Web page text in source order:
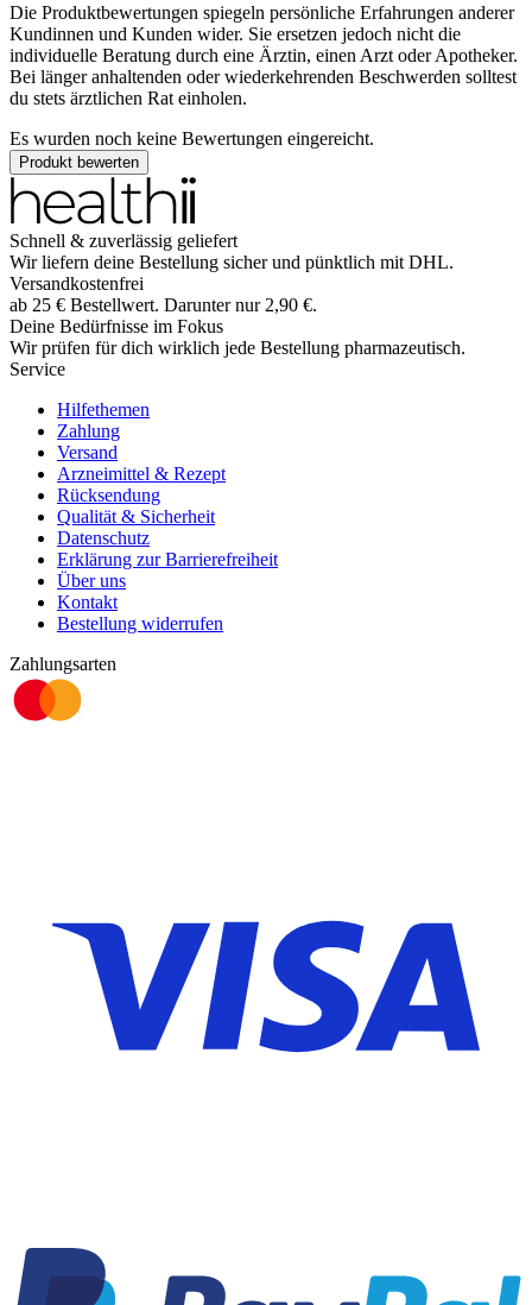
Die Produktbewertungen spiegeln persönliche Erfahrungen anderer
Kundinnen und Kunden wider. Sie ersetzen jedoch nicht die
individuelle Beratung durch eine Ärztin, einen Arzt oder Apotheker.
Bei länger anhaltenden oder wiederkehrenden Beschwerden solltest
du stets ärztlichen Rat einholen.
Es wurden noch keine Bewertungen eingereicht.
Produkt bewerten
Schnell & zuverlässig geliefert
Wir liefern deine Bestellung sicher und pünktlich mit DHL.
Versandkostenfrei
ab 25 € Bestellwert. Darunter nur 2,90 €.
Deine Bedürfnisse im Fokus
Wir prüfen für dich wirklich jede Bestellung pharmazeutisch.
Service
Hilfethemen
Zahlung
Versand
Arzneimittel & Rezept
Rücksendung
Qualität & Sicherheit
Datenschutz
Erklärung zur Barrierefreiheit
Über uns
Kontakt
Bestellung widerrufen
Zahlungsarten